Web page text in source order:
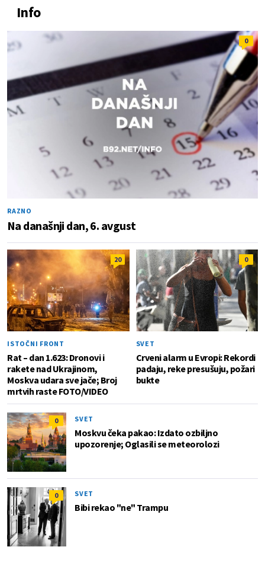
Info
0
RAZNO
Na današnji dan, 6. avgust
20
ISTOČNI FRONT
Rat – dan 1.623: Dronovi i
rakete nad Ukrajinom,
Moskva udara sve jače; Broj
mrtvih raste FOTO/VIDEO
0
SVET
Crveni alarm u Evropi: Rekordi
padaju, reke presušuju, požari
bukte
0 SVET
Moskvu čeka pakao: Izdato ozbiljno
upozorenje; Oglasili se meteorolozi
0 SVET
Bibi rekao "ne" Trampu